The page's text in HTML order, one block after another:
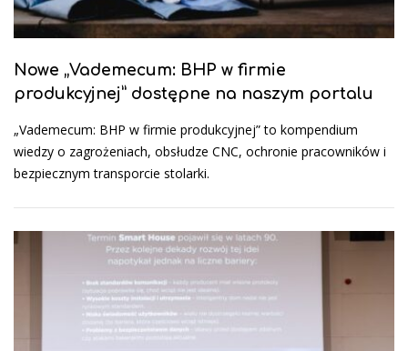
Nowe „Vademecum: BHP w firmie
produkcyjnej” dostępne na naszym portalu
„Vademecum: BHP w firmie produkcyjnej” to kompendium
wiedzy o zagrożeniach, obsłudze CNC, ochronie pracowników i
bezpiecznym transporcie stolarki.